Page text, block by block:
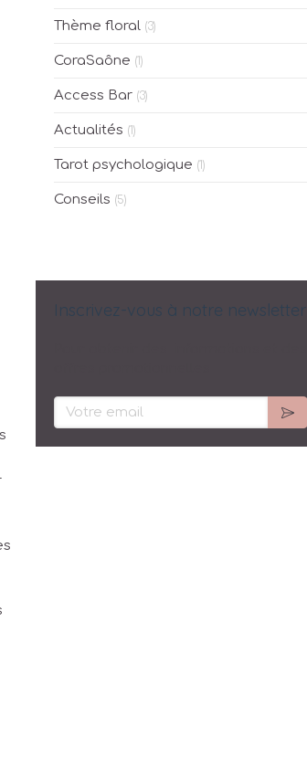
Thème floral (3)
CoraSaône (1)
Access Bar (3)
Actualités (1)
Tarot psychologique (1)
Conseils (5)
Inscrivez-vous à notre newsletter
Votre email